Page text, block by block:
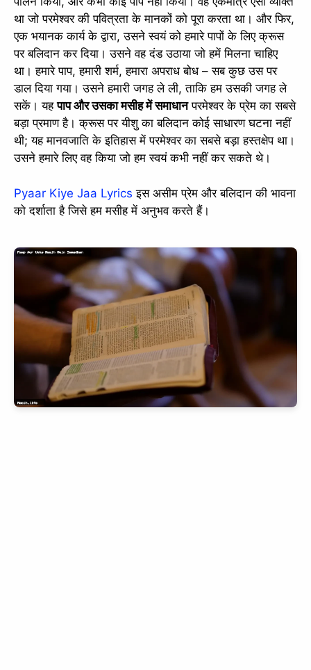
था जो परमेश्वर की पवित्रता के मानकों को पूरा करता था। और फिर,
एक भयानक कार्य के द्वारा, उसने स्वयं को हमारे पापों के लिए क्रूस
पर बलिदान कर दिया। उसने वह दंड उठाया जो हमें मिलना चाहिए
था। हमारे पाप, हमारी शर्म, हमारा अपराध बोध – सब कुछ उस पर
डाल दिया गया। उसने हमारी जगह ले ली, ताकि हम उसकी जगह ले
सकें। यहपाप और उसका मसीह में समाधानपरमेश्वर के प्रेम का सबसे
बड़ा प्रमाण है। क्रूस पर यीशु का बलिदान कोई साधारण घटना नहीं
थी; यह मानवजाति के इतिहास में परमेश्वर का सबसे बड़ा हस्तक्षेप था।
उसने हमारे लिए वह किया जो हम स्वयं कभी नहीं कर सकते थे।
Pyaar Kiye Jaa Lyrics इस असीम प्रेम और बलिदान की भावना
को दर्शाता है जिसे हम मसीह में अनुभव करते हैं।
slice - A new bank, for new India
आज ही Slice App डाउनलोड करें और Slice क्रेडिट कार्ड के ज़रिए अपना पहला
UPI पेमेंट करें। पेमेंट करते ही आपको तुरंत ₹500 का कैशबैक मिलेगा!
(रेफरल कोड डालना न भूलें: &AALOK98817)
Install Now